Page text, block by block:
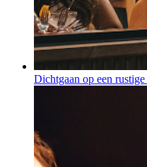
Dichtgaan op een